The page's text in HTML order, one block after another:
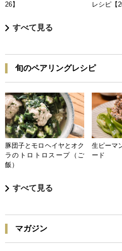
26】
レシピ【
すべて見る
旬のペアリングレシピ
豚団子とモロヘイヤとオク
ラのトロトロスープ（ご
飯）
生ピーマ
ード
すべて見る
マガジン